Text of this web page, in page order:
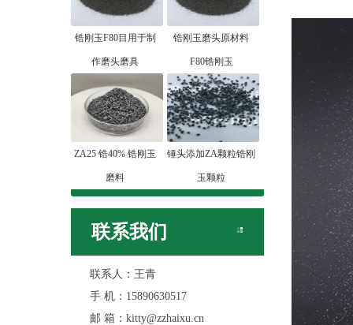
锆刚玉F80目用于制
作磨头磨具
锆刚玉磨头原材料
F80锆刚玉
ZA25 锆40% 锆刚玉
磨料
锤头添加ZA颗粒锆刚
玉颗粒
联系我们
联系人：王青
手 机：15890630517
邮 箱：kitty@zzhaixu.cn